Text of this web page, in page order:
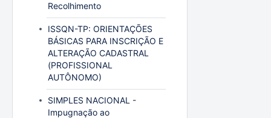
Recolhimento
ISSQN-TP: ORIENTAÇÕES
BÁSICAS PARA INSCRIÇÃO E
ALTERAÇÃO CADASTRAL
(PROFISSIONAL
AUTÔNOMO)
SIMPLES NACIONAL -
Impugnação ao